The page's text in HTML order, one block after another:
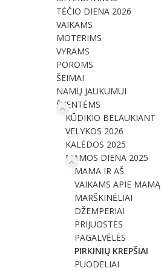
TĖČIO DIENA 2026
VAIKAMS
MOTERIMS
VYRAMS
POROMS
ŠEIMAI
NAMŲ JAUKUMUI
ŠVENTĖMS
KŪDIKIO BELAUKIANT
VELYKOS 2026
KALĖDOS 2025
MAMOS DIENA 2025
MAMA IR AŠ
VAIKAMS APIE MAMĄ
MARŠKINĖLIAI
DŽEMPERIAI
PRIJUOSTĖS
PAGALVĖLĖS
PIRKINIŲ KREPŠIAI
PUODELIAI